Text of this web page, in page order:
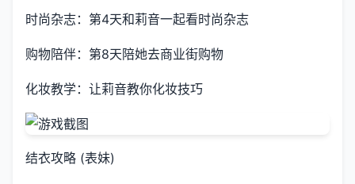
时尚杂志：第4天和莉音一起看时尚杂志
购物陪伴：第8天陪她去商业街购物
化妆教学：让莉音教你化妆技巧
结衣攻略 (表妹)